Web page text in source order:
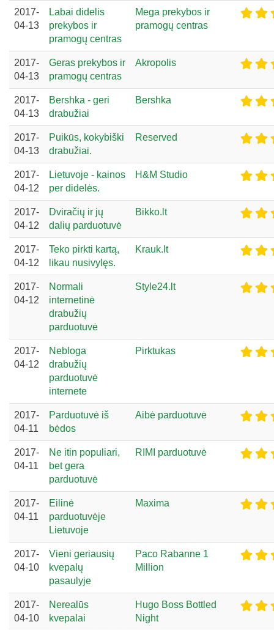
2017-
04-13
Labai didelis
prekybos ir
pramogų centras
Mega prekybos ir
pramogų centras
2017-
04-13
Geras prekybos ir
pramogų centras
Akropolis
2017-
04-13
Bershka - geri
drabužiai
Bershka
2017-
04-13
Puikūs, kokybiški
drabužiai.
Reserved
2017-
04-12
Lietuvoje - kainos
per didelės.
H&M Studio
2017-
04-12
Dviračių ir jų
dalių parduotuvė
Bikko.lt
2017-
04-12
Teko pirkti kartą,
likau nusivylęs.
Krauk.lt
2017-
04-12
Normali
internetinė
drabužių
parduotuvė
Style24.lt
2017-
04-12
Nebloga
drabužių
parduotuvė
internete
Pirktukas
2017-
04-11
Parduotuvė iš
bėdos
Aibė parduotuvė
2017-
04-11
Ne itin populiari,
bet gera
parduotuvė
RIMI parduotuvė
2017-
04-11
Eilinė
parduotuvėje
Lietuvoje
Maxima
2017-
04-10
Vieni geriausių
kvepalų
pasaulyje
Paco Rabanne 1
Million
2017-
04-10
Nerealūs
kvepalai
Hugo Boss Bottled
Night